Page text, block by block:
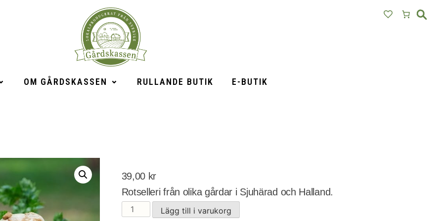
OM GÅRDSKASSEN RULLANDE BUTIK E-BUTIK
39,00 kr
Rotselleri från olika gårdar i Sjuhärad och Halland.
Rotselleri
mängd
Lägg till i varukorg